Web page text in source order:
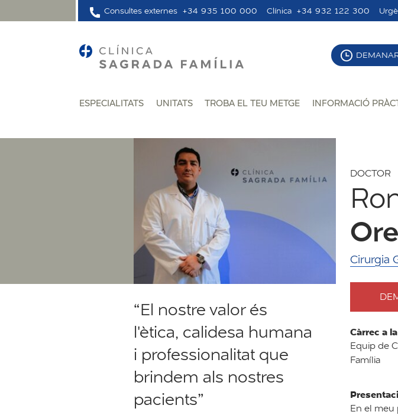
Consultes externes +34 935 100 000 Clínica +34 932 122 300
ESPECIALITATS UNITATS TROBA EL TEU METGE INFORMACIÓ
DOCTOR
Cirurgia
Càrrec a
Equip de
Família
En el meu
“El nostre valor és
l'ètica, calidesa humana
i professionalitat que
brindem als nostres
pacients”